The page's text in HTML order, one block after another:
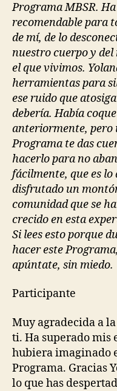
Programa MBSR.
recomendable para
de mí, de lo
nuestro cuerpo y
el que vivimos.
herramientas para
ese ruido que
debería. Había
anteriormente, pero
Programa te das
hacerlo para no
fácilmente, que es lo
disfrutado un
comunidad que se
crecido en esta
Si lees esto porque
hacer este
apúntate, sin miedo.
Participante
Muy agradecida a
ti. Ha superado mis
hubiera imaginado
Programa. Gracias
lo que has